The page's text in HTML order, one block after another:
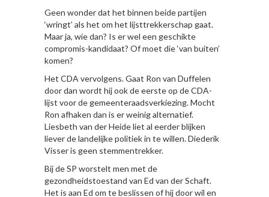
Geen wonder dat het binnen beide partijen
‘wringt’ als het om het lijsttrekkerschap gaat.
Maar ja, wie dan? Is er wel een geschikte
compromis-kandidaat? Of moet die ‘van buiten’
komen?
Het CDA vervolgens. Gaat Ron van Duffelen
door dan wordt hij ook de eerste op de CDA-
lijst voor de gemeenteraadsverkiezing. Mocht
Ron afhaken dan is er weinig alternatief.
Liesbeth van der Heide liet al eerder blijken
liever de landelijke politiek in te willen. Diederik
Visser is geen stemmentrekker.
Bij de SP worstelt men met de
gezondheidstoestand van Ed van der Schaft.
Het is aan Ed om te beslissen of hij door wil en